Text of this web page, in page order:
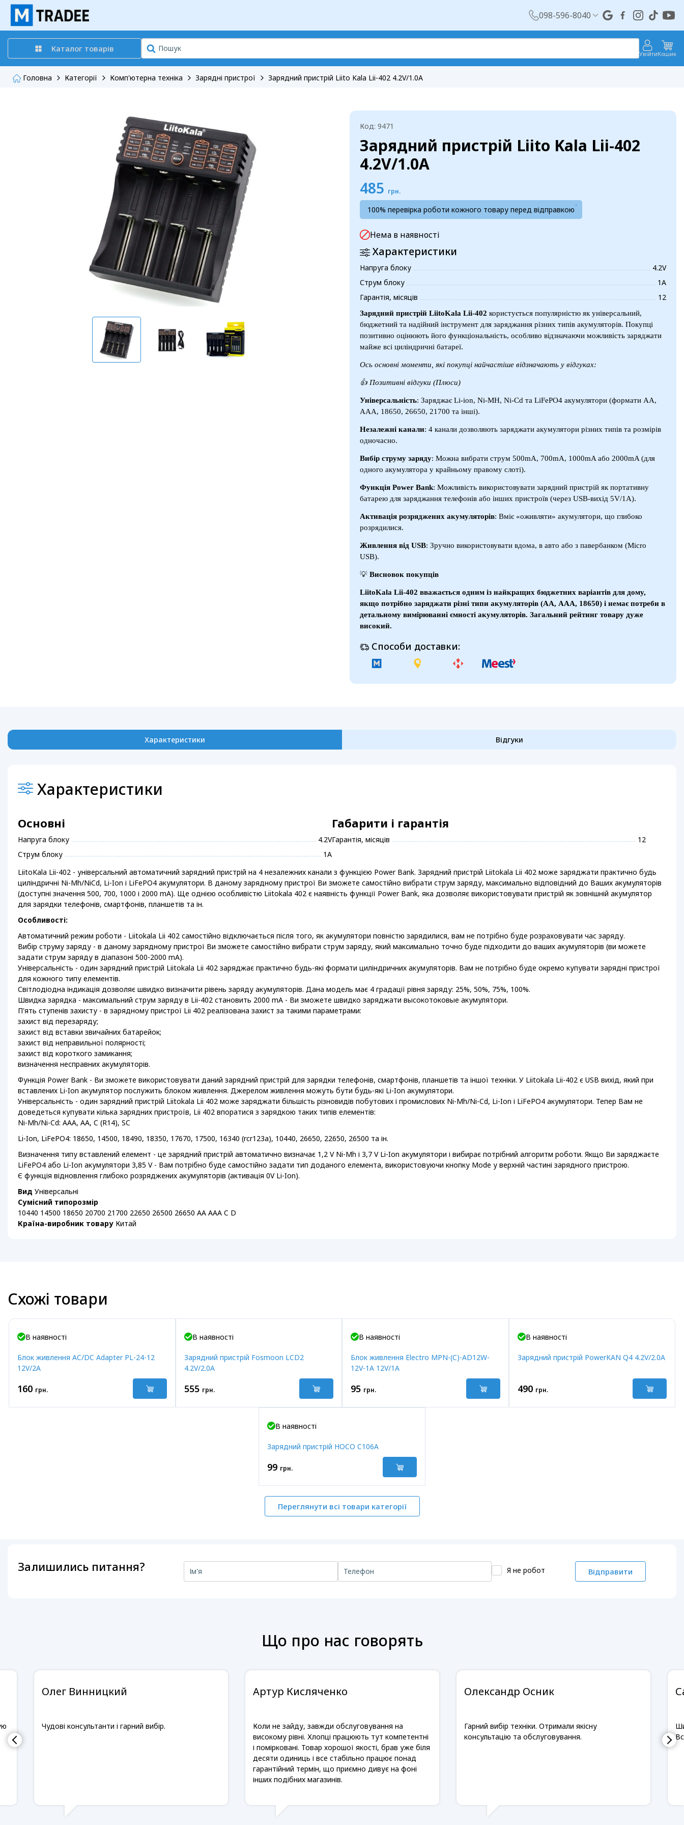
098-596-8040
Каталог товарів
УвійтиКошик
Головна Категорії Комп'ютерна техніка Зарядні пристрої Зарядний пристрій Liito Kala Lii-402 4.2V/1.0A
Код: 9471
Зарядний пристрій Liito Kala Lii-402
4.2V/1.0A
485 грн.
100% перевірка роботи кожного товару перед відправкою
Нема в наявності
Характеристики
Напруга блоку
4.2V
Струм блоку
1А
Гарантія, місяців
12
Зарядний пристрій LiitoKala Lii-402 користується популярністю як універсальний,
бюджетний та надійний інструмент для заряджання різних типів акумуляторів. Покупці
позитивно оцінюють його функціональність, особливо відзначаючи можливість заряджати
майже всі циліндричні батареї.
Ось основні моменти, які покупці найчастіше відзначають у відгуках:
👍 Позитивні відгуки (Плюси)
Універсальність: Заряджає Li-ion, Ni-MH, Ni-Cd та LiFePO4 акумулятори (формати АА,
ААА, 18650, 26650, 21700 та інші).
Незалежні канали: 4 канали дозволяють заряджати акумулятори різних типів та розмірів
одночасно.
Вибір струму заряду: Можна вибрати струм 500mA, 700mA, 1000mA або 2000mA (для
одного акумулятора у крайньому правому слоті).
Функція Power Bank: Можливість використовувати зарядний пристрій як портативну
батарею для заряджання телефонів або інших пристроїв (через USB-вихід 5V/1A).
Активація розряджених акумуляторів: Вміє «оживляти» акумулятори, що глибоко
розрядилися.
Живлення від USB: Зручно використовувати вдома, в авто або з павербанком (Micro
USB).
💡 Висновок покупців
LiitoKala Lii-402 вважається одним із найкращих бюджетних варіантів для дому,
якщо потрібно заряджати різні типи акумуляторів (АА, ААА, 18650) і немає потреби в
детальному вимірюванні ємності акумуляторів. Загальний рейтинг товару дуже
високий.
Способи доставки:
Характеристики Відгуки
Характеристики
Основні
Напруга блоку
4.2V
Струм блоку
1А
Габарити і гарантія
Гарантія, місяців 12
LiitoKala Lii-402 - універсальний автоматичний зарядний пристрій на 4 незалежних канали з функцією Power Bank. Зарядний пристрій Liitokala Lii 402 може заряджати практично будь
циліндричні Ni-Mh/NiCd, Li-Ion і LiFePO4 акумулятори. В даному зарядному пристрої Ви зможете самостійно вибрати струм заряду, максимально відповідний до Ваших акумуляторів
(доступні значення 500, 700, 1000 і 2000 mA). Ще однією особливістю Liitokala 402 є наявність функції Power Bank, яка дозволяє використовувати пристрій як зовнішній акумулятор
для зарядки телефонів, смартфонів, планшетів та ін.
Особливості:
Автоматичний режим роботи - Liitokala Lii 402 самостійно відключається після того, як акумулятори повністю зарядилися, вам не потрібно буде розраховувати час заряду.
Вибір струму заряду - в даному зарядному пристрої Ви зможете самостійно вибрати струм заряду, який максимально точно буде підходити до ваших акумуляторів (ви можете
задати струм заряду в діапазоні 500-2000 mA).
Універсальність - один зарядний пристрій Liitokala Lii 402 заряджає практично будь-які формати циліндричних акумуляторів. Вам не потрібно буде окремо купувати зарядні пристрої
для кожного типу елементів.
Світлодіодна індикація дозволяє швидко визначити рівень заряду акумуляторів. Дана модель має 4 градації рівня заряду: 25%, 50%, 75%, 100%.
Швидка зарядка - максимальний струм заряду в Lii-402 становить 2000 mA - Ви зможете швидко заряджати высокотоковые акумулятори.
П'ять ступенів захисту - в зарядному пристрої Lii 402 реалізована захист за такими параметрами:
захист від перезаряду;
захист від вставки звичайних батарейок;
захист від неправильної полярності;
захист від короткого замикання;
визначення несправних акумуляторів.
Функція Power Bank - Ви зможете використовувати даний зарядний пристрій для зарядки телефонів, смартфонів, планшетів та іншої техніки. У Liitokala Lii-402 є USB вихід, який при
вставлених Li-Ion акумулятор послужить блоком живлення. Джерелом живлення можуть бути будь-які Li-Ion акумулятори.
Універсальність - один зарядний пристрій Liitokala Lii 402 може заряджати більшість різновидів побутових і промислових Ni-Mh/Ni-Cd, Li-Ion і LiFePO4 акумулятори. Тепер Вам не
доведеться купувати кілька зарядних пристроїв, Lii 402 впоратися з зарядкою таких типів елементів:
Ni-Mh/Ni-Cd: AAA, AA, C (R14), SC
Li-Ion, LiFePO4: 18650, 14500, 18490, 18350, 17670, 17500, 16340 (rcr123a), 10440, 26650, 22650, 26500 та ін.
Визначення типу вставлений елемент - це зарядний пристрій автоматично визначає 1,2 V Ni-Mh і 3,7 V Li-Ion акумулятори і вибирає потрібний алгоритм роботи. Якщо Ви заряджаєте
LiFePO4 або Li-Ion акумулятори 3,85 V - Вам потрібно буде самостійно задати тип доданого елемента, використовуючи кнопку Mode у верхній частині зарядного пристрою.
Є функція відновлення глибоко розряджених акумуляторів (активація 0V Li-Ion).
Вид Універсальні
Сумісний типорозмір
10440 14500 18650 20700 21700 22650 26500 26650 AA AAA C D
Країна-виробник товару Китай
Схожі товари
В наявності
Блок живлення AC/DC Adapter PL-24-12
12V/2A
160 грн.
В наявності
Зарядний пристрій Fosmoon LCD2
4.2V/2.0A
555 грн.
В наявності
Блок живлення Electro MPN-(C)-AD12W-
12V-1A 12V/1A
95 грн.
В наявності
Зарядний пристрій PowerKAN Q4 4.2V/2.0A
490 грн.
В наявності
Зарядний пристрій HOCO C106A
99 грн.
Переглянути всі товари категорії
Залишились питання? Я не робот Відправити
Що про нас говорять
Олег Винницкий
Чудові консультанти і гарний вибір.
Артур Кисляченко
Коли не зайду, завжди обслуговування на
високому рівні. Хлопці працюють тут компетентні
і помірковані. Товар хорошої якості, брав уже біля
десяти одиниць і все стабільно працює понад
гарантійний термін, що приємно дивує на фоні
інших подібних магазинів.
Олександр Осник
Гарний вибір техніки. Отримали якісну
консультацію та обслуговування.